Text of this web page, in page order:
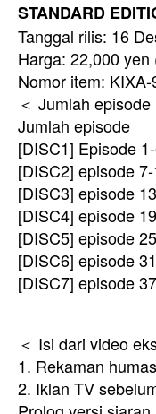
STANDARD
Tanggal rilis: 16
Harga: 22,000
Nomor item:
＜ Jumlah episode
Jumlah episode
[DISC1] Episode
[DISC2] episode
[DISC3] episode
[DISC4] episode
[DISC5] episode
[DISC6] episode
[DISC7] episode
＜ Isi dari video
1. Rekaman
2. Iklan TV